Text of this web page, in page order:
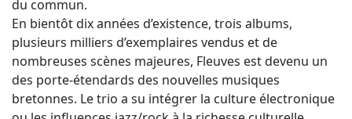
du commun.
En bientôt dix années d’existence, trois albums,
plusieurs milliers d’exemplaires vendus et de
nombreuses scènes majeures, Fleuves est devenu un
des porte-étendards des nouvelles musiques
bretonnes. Le trio a su intégrer la culture électronique